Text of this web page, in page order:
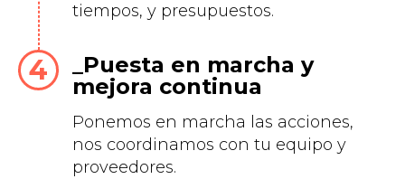
tiempos, y presupuestos.
Puesta en marcha y
mejora continua
Ponemos en marcha las acciones,
nos coordinamos con tu equipo y
proveedores.